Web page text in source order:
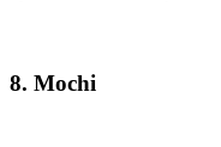
8. Mochi